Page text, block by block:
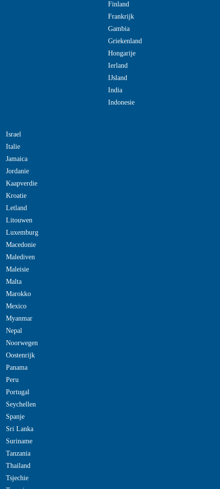
Finland
Frankrijk
Gambia
Griekenland
Hongarije
Ierland
IJsland
India
Indonesie
Israel
Italie
Jamaica
Jordanie
Kaapverdie
Kroatie
Letland
Litouwen
Luxemburg
Macedonie
Malediven
Maleisie
Malta
Marokko
Mexico
Myanmar
Nepal
Noorwegen
Oostenrijk
Panama
Peru
Portugal
Seychellen
Spanje
Sri Lanka
Suriname
Tanzania
Thailand
Tsjechie